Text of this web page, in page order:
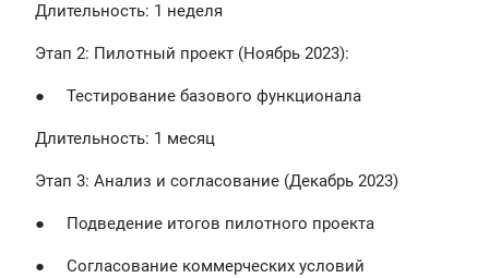
Длительность: 1 неделя
Этап 2: Пилотный проект (Ноябрь 2023):
● Тестирование базового функционала
Длительность: 1 месяц
Этап 3: Анализ и согласование (Декабрь 2023)
● Подведение итогов пилотного проекта
● Согласование коммерческих условий